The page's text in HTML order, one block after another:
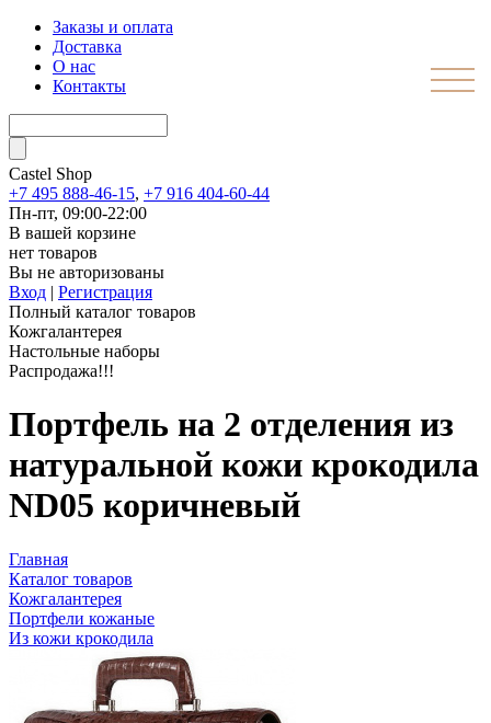
Заказы и оплата
Доставка
О нас
Контакты
Castel Shop
+7 495 888-46-15, +7 916 404-60-44
Пн-пт, 09:00-22:00
В вашей корзине
нет товаров
Вы не авторизованы
Вход | Регистрация
Полный каталог товаров
Кожгалантерея
Настольные наборы
Распродажа!!!
Портфель на 2 отделения из
натуральной кожи крокодила
ND05 коричневый
Главная
Каталог товаров
Кожгалантерея
Портфели кожаные
Из кожи крокодила